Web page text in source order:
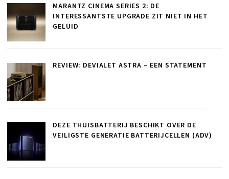
MARANTZ CINEMA SERIES 2: DE
INTERESSANTSTE UPGRADE ZIT NIET IN HET
GELUID
REVIEW: DEVIALET ASTRA – EEN STATEMENT
DEZE THUISBATTERIJ BESCHIKT OVER DE
VEILIGSTE GENERATIE BATTERIJCELLEN (ADV)